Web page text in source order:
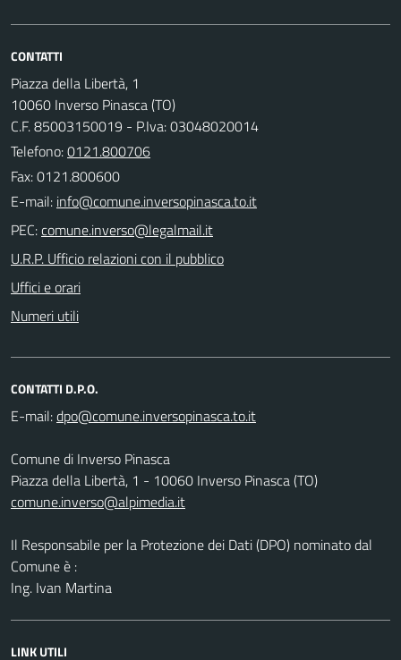
CONTATTI
Piazza della Libertà, 1
10060 Inverso Pinasca (TO)
C.F. 85003150019 - P.Iva: 03048020014
Telefono:0121.800706
Fax: 0121.800600
E-mail:
PEC:
U.R.P. Ufficio relazioni con il pubblico
Uffici e orari
Numeri utili
CONTATTI D.P.O.
E-mail:
Comune di Inverso Pinasca
Piazza della Libertà, 1 - 10060 Inverso Pinasca (TO)
comune.inverso@alpimedia.it
Il Responsabile per la Protezione dei Dati (DPO) nominato dal
Comune è :
Ing. Ivan Martina
LINK UTILI